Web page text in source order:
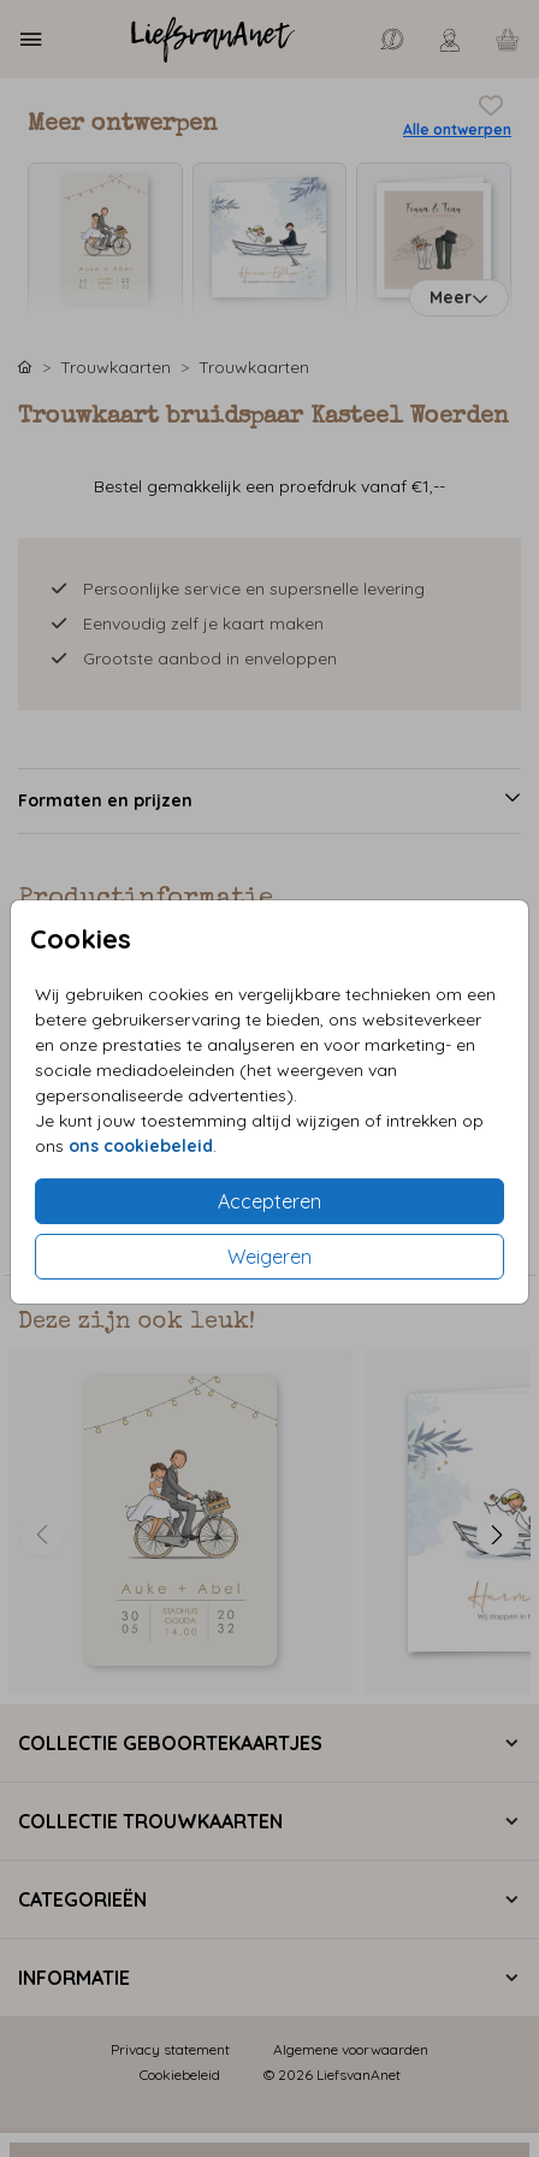
Cookies
Wij gebruiken cookies en vergelijkbare technieken om een
betere gebruikerservaring te bieden, ons websiteverkeer
en onze prestaties te analyseren en voor marketing- en
sociale mediadoeleinden (het weergeven van
gepersonaliseerde advertenties).
Je kunt jouw toestemming altijd wijzigen of intrekken op
ons ons cookiebeleid
Accepteren
Weigeren
Meer ontwerpen Alle ontwerpen
Meer
Trouwkaarten Trouwkaarten
Trouwkaart bruidspaar Kasteel Woerden
Bestel gemakkelijk een proefdruk vanaf €1,--
Persoonlijke service en supersnelle levering
Eenvoudig zelf je kaart maken
Grootste aanbod in enveloppen
Formaten en prijzen
Productinformatie
Wat is er leuker dan een trouwkaart met je de locatie
erop? Deze Trouwkaart bruidspaar Kasteel Woerden is
precies wat je zoekt! Naar wens kun je zelf de kaart
samenstellen met illustraties uit de clipart. Een leuke manier
om je kinderen bij je bruiloft betrokken te laten voelen!
Toon meer
Trouwkaarten
Deze zijn ook leuk!
COLLECTIE GEBOORTEKAARTJES
COLLECTIE TROUWKAARTEN
CATEGORIEËN
INFORMATIE
Privacy statement
Algemene voorwaarden
Cookiebeleid
© 2026 LiefsvanAnet